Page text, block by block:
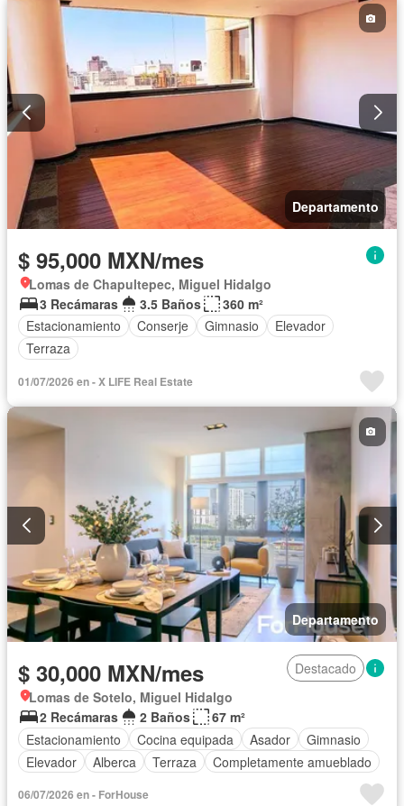
Departamento
$ 95,000 MXN/mes
Lomas de Chapultepec, Miguel Hidalgo
3 Recámaras
3.5 Baños
360 m²
Estacionamiento
Conserje Gimnasio
Elevador
Terraza
01/07/2026 en - X LIFE Real Estate
Departamento
$ 30,000 MXN/mes
Destacado
Lomas de Sotelo, Miguel Hidalgo
2 Recámaras
2 Baños
67 m²
Estacionamiento
Cocina equipada Asador
Gimnasio
Elevador
Alberca Terraza Completamente amueblado
06/07/2026 en - ForHouse